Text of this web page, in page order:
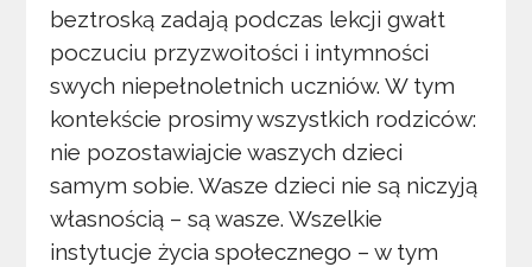
beztroską zadają podczas lekcji gwałt
poczuciu przyzwoitości i intymności
swych niepełnoletnich uczniów. W tym
kontekście prosimy wszystkich rodziców:
nie pozostawiajcie waszych dzieci
samym sobie. Wasze dzieci nie są niczyją
własnością – są wasze. Wszelkie
instytucje życia społecznego – w tym